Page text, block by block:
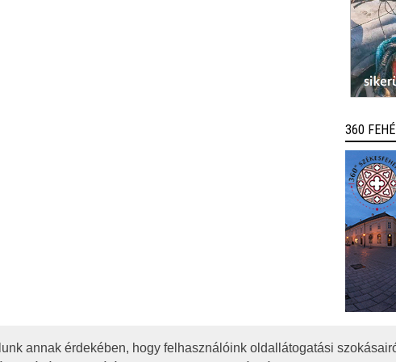
annak érdekében, hogy felhasználóink oldallátogatási
360
JOGI NYILATKOZAT IMPRESSZUM MÉDIAAJÁNLAT